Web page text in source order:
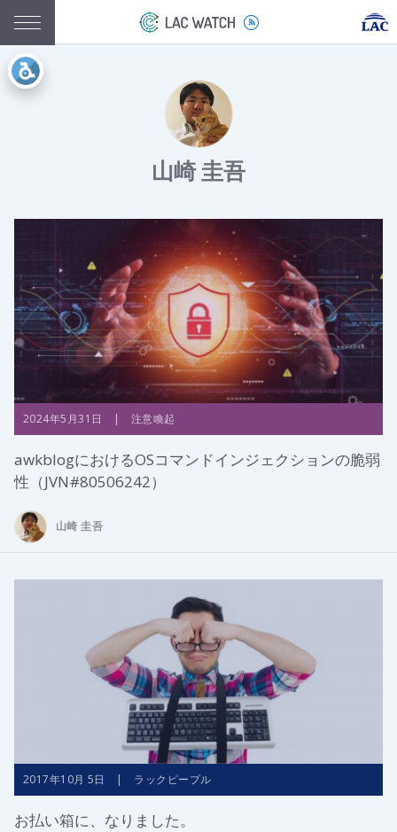
山崎 圭吾
2024年5月31日 | 注意喚起
awkblogにおけるOSコマンドインジェクションの脆弱
性（JVN#80506242）
山崎 圭吾
2017年10月 5日 | ラックピープル
お払い箱に、なりました。